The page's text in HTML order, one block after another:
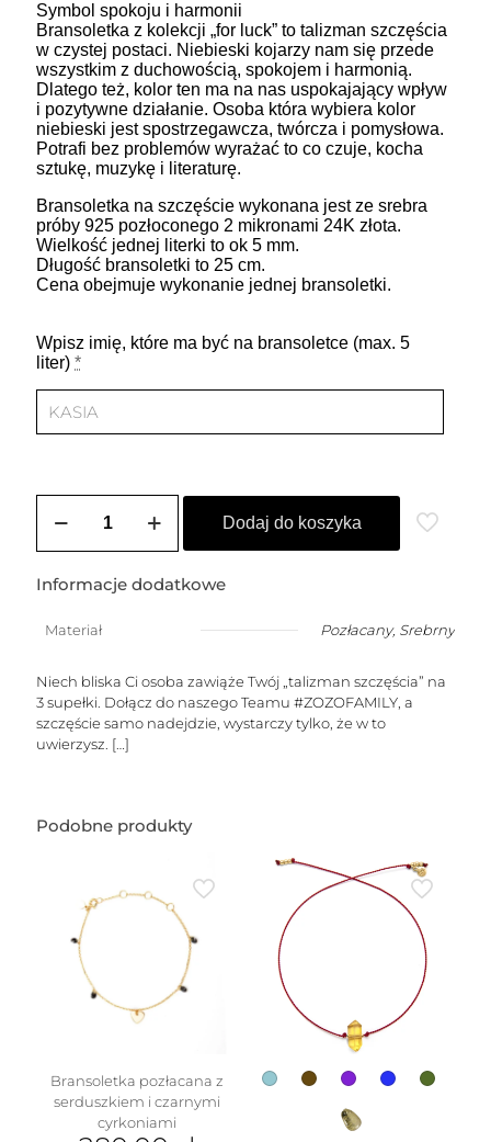
Symbol spokoju i harmonii
Bransoletka z kolekcji „for luck” to talizman szczęścia
w czystej postaci. Niebieski kojarzy nam się przede
wszystkim z duchowością, spokojem i harmonią.
Dlatego też, kolor ten ma na nas uspokajający wpływ
i pozytywne działanie. Osoba która wybiera kolor
niebieski jest spostrzegawcza, twórcza i pomysłowa.
Potrafi bez problemów wyrażać to co czuje, kocha
sztukę, muzykę i literaturę.
Bransoletka na szczęście wykonana jest ze srebra
próby 925 pozłoconego 2 mikronami 24K złota.
Wielkość jednej literki to ok 5 mm.
Długość bransoletki to 25 cm.
Cena obejmuje wykonanie jednej bransoletki.
Wpisz imię, które ma być na bransoletce (max. 5
liter) *
Bransoletka
damska
dowolnym
imieniem
5
liter
Dodaj do koszyka
Informacje dodatkowe
Materiał Pozłacany, Srebrny
Niech bliska Ci osoba zawiąże Twój „talizman szczęścia” na
3 supełki. Dołącz do naszego Teamu #ZOZOFAMILY, a
szczęście samo nadejdzie, wystarczy tylko, że w to
uwierzysz. […]
Podobne produkty
Bransoletka pozłacana z
serduszkiem i czarnymi
cyrkoniami